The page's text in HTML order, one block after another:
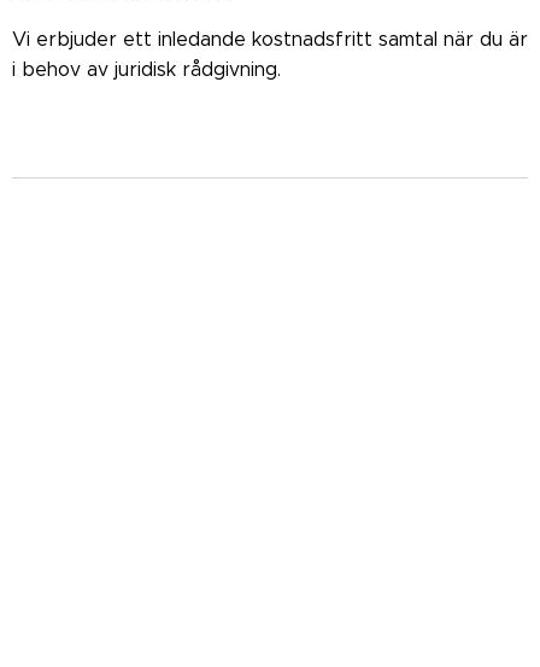
Vi erbjuder ett inledande kostnadsfritt samtal när du är
i behov av juridisk rådgivning.